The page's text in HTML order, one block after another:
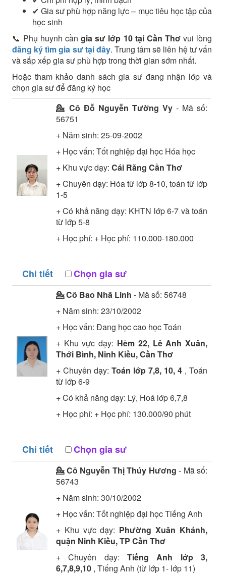
✔ Gia sư phù hợp năng lực – mục tiêu học tập của
học sinh
📞 Phụ huynh cầngia sư lớp 10 tại Cần Thơvui lòng
đăng ký tìm gia sư tại đây. Trung tâm sẽ liên hệ tư vấn
và sắp xếp gia sư phù hợp trong thời gian sớm nhất.
Hoặc tham khảo danh sách gia sư đang nhận lớp và
chọn gia sư để đăng ký học
💁 Cô Đỗ Nguyễn Tường Vy - Mã số:
56751
+ Năm sinh: 25-09-2002
+ Học vấn: Tốt nghiệp đại học Hóa học
+ Khu vực dạy: Cái Răng Cần Thơ
+ Chuyên dạy: Hóa từ lớp 8-10, toán từ lớp
1-5
+ Có khả năng dạy: KHTN lớp 6-7 và toán
từ lớp 5-8
+ Học phí: + Học phí: 110.000-180.000
Chi tiết Chọn gia sư
💁 Cô Bao Nhã Linh - Mã số: 56748
+ Năm sinh: 23/10/2002
+ Học vấn: Đang học cao họcToán
+ Khu vực dạy: Hẻm 22, Lê Anh Xuân,
Thới Bình, Ninh Kiều, Cần Thơ
+ Chuyên dạy: Toán lớp 7,8, 10, 4 , Toán
từ lớp 6-9
+ Có khả năng dạy: Lý, Hoá lớp 6,7,8
+ Học phí: + Học phí: 130.000/90 phút
Chi tiết Chọn gia sư
💁 Cô Nguyễn Thị Thúy Hương - Mã số:
56743
+ Năm sinh: 30/10/2002
+ Học vấn: Tốt nghiệp đại họcTiếng Anh
+ Khu vực dạy: Phường Xuân Khánh,
quận Ninh Kiều, TP Cần Thơ
+ Chuyên dạy: Tiếng Anh lớp 3,
6,7,8,9,10 , Tiếng Anh (từ lớp 1- lớp 11)